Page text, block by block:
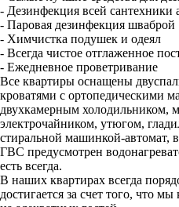
- Дезинфекция всей сантехники
- Паровая дезинфекция шваброй
- Химчистка подушек и одеял
- Всегда чистое отглаженное
- Ежедневное проветривание
Все квартиры оснащены
кроватями с ортопедическими
двухкамерным холодильником,
электрочайником, утюгом,
стиральной машинкой-автомат,
ГВС предусмотрен
есть всегда.
В наших квартирах всегда
достигается за счет того, что